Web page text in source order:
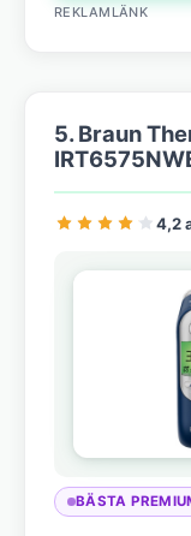
REKLAMLÄNK
5. Braun
4,2
BÄSTA